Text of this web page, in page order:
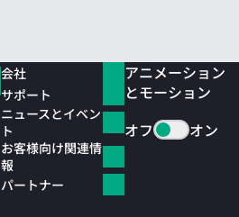
会社
サポート
ニュースとイベン
ト
お客様向け関連情
報
パートナー
アニメーション
とモーション
オフ
オン